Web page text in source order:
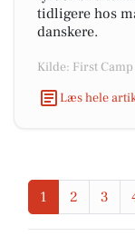
tidligere hos
danskere.
Kilde: First
Læs hele
1 2 3